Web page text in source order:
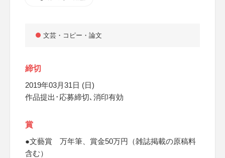
文芸・コピー・論文
締切
2019年03月31日 (日)
作品提出･応募締切､消印有効
賞
●文藝賞 万年筆、賞金50万円（雑誌掲載の原稿料
含む）